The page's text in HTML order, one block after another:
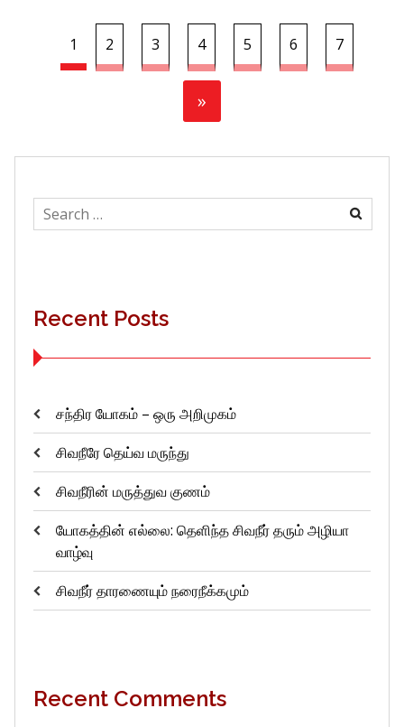
1 2 3 4 5 6 7
»
Search
for:
Recent Posts
சந்திர யோகம் – ஒரு அறிமுகம்
சிவநீரே தெய்வ மருந்து
சிவநீரின் மருத்துவ குணம்
யோகத்தின் எல்லை: தெளிந்த சிவநீர் தரும் அழியா
வாழ்வு
சிவநீர் தாரணையும் நரைநீக்கமும்
Recent Comments